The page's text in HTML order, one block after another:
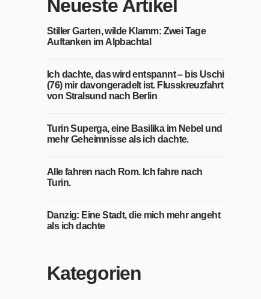
Neueste Artikel
Stiller Garten, wilde Klamm: Zwei Tage
Auftanken im Alpbachtal
Ich dachte, das wird entspannt – bis Uschi
(76) mir davongeradelt ist. Flusskreuzfahrt
von Stralsund nach Berlin
Turin Superga, eine Basilika im Nebel und
mehr Geheimnisse als ich dachte.
Alle fahren nach Rom. Ich fahre nach
Turin.
Danzig: Eine Stadt, die mich mehr angeht
als ich dachte
Kategorien